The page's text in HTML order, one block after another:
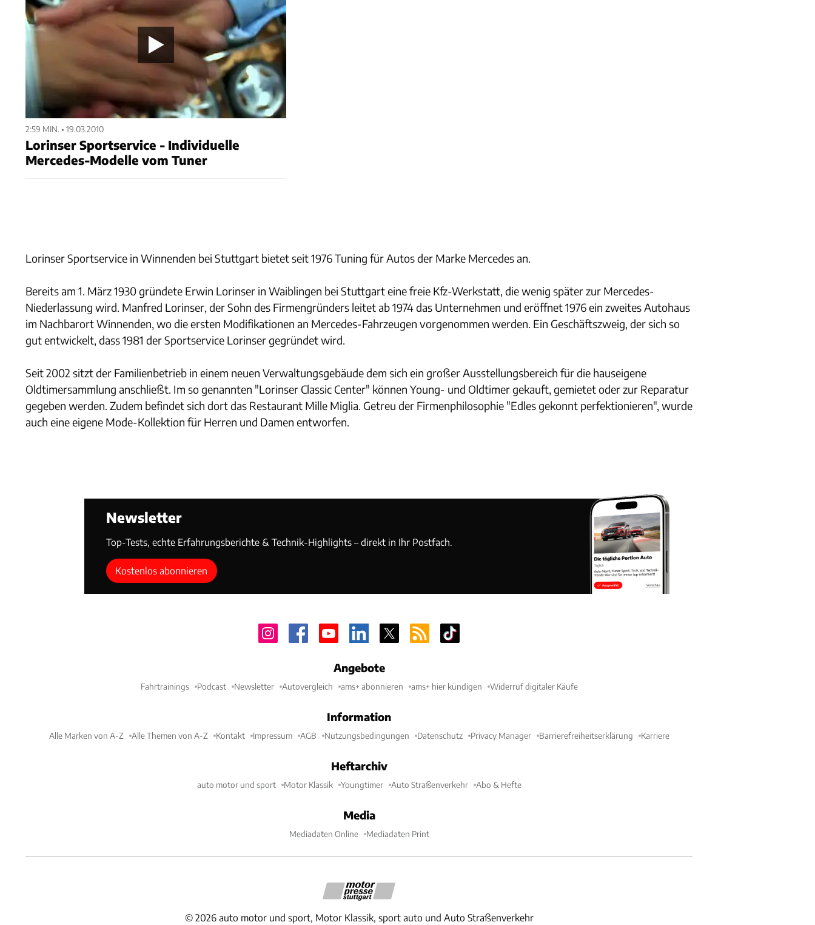
2:59 MIN. • 19.03.2010
Lorinser Sportservice - Individuelle
Mercedes-Modelle vom Tuner
Lorinser Sportservice in Winnenden bei Stuttgart bietet seit 1976 Tuning für Autos der Marke Mercedes an.
Bereits am 1. März 1930 gründete Erwin Lorinser in Waiblingen bei Stuttgart eine freie Kfz-Werkstatt, die wenig später zur Mercedes-
Niederlassung wird. Manfred Lorinser, der Sohn des Firmengründers leitet ab 1974 das Unternehmen und eröffnet 1976 ein zweites Autohaus
im Nachbarort Winnenden, wo die ersten Modifikationen an Mercedes-Fahrzeugen vorgenommen werden. Ein Geschäftszweig, der sich so
gut entwickelt, dass 1981 der Sportservice Lorinser gegründet wird.
Seit 2002 sitzt der Familienbetrieb in einem neuen Verwaltungsgebäude dem sich ein großer Ausstellungsbereich für die hauseigene
Oldtimersammlung anschließt. Im so genannten "Lorinser Classic Center" können Young- und Oldtimer gekauft, gemietet oder zur Reparatur
gegeben werden. Zudem befindet sich dort das Restaurant Mille Miglia. Getreu der Firmenphilosophie "Edles gekonnt perfektionieren", wurde
auch eine eigene Mode-Kollektion für Herren und Damen entworfen.
Newsletter
Top-Tests, echte Erfahrungsberichte & Technik-Highlights – direkt in Ihr Postfach.
Kostenlos abonnieren
Angebote
Fahrtrainings Podcast Newsletter Autovergleich ams+ abonnieren ams+ hier kündigen Widerruf digitaler Käufe
Information
Alle Marken von A-Z Alle Themen von A-Z Kontakt Impressum AGB Nutzungsbedingungen Datenschutz Privacy Manager Barrierefreiheitserklärung Karriere
Heftarchiv
auto motor und sport Motor Klassik Youngtimer Auto Straßenverkehr Abo & Hefte
Media
Mediadaten Online Mediadaten Print
© 2026 auto motor und sport, Motor Klassik, sport auto und Auto Straßenverkehr